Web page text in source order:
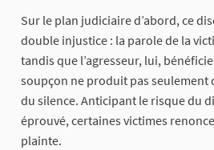
Sur le plan judiciaire d’abord, ce
double injustice : la parole de la
tandis que l’agresseur, lui,
soupçon ne produit pas seulement
du silence. Anticipant le risque du
éprouvé, certaines victimes
plainte.